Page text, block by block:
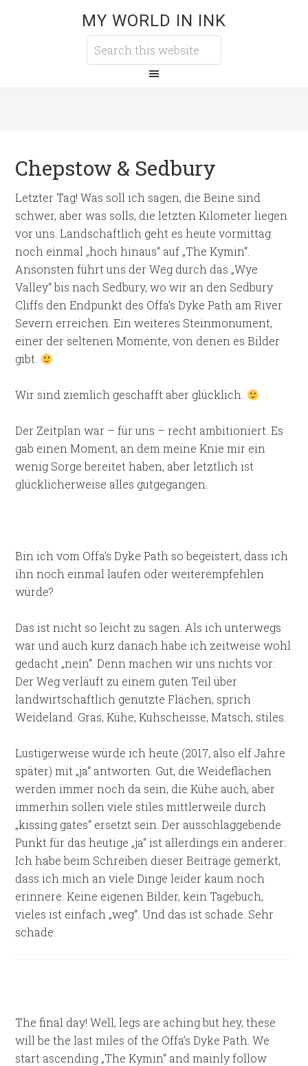
MY WORLD IN INK
Chepstow & Sedbury
Letzter Tag! Was soll ich sagen, die Beine sind
schwer, aber was solls, die letzten Kilometer liegen
vor uns. Landschaftlich geht es heute vormittag
noch einmal „hoch hinaus“ auf „The Kymin“.
Ansonsten führt uns der Weg durch das „Wye
Valley“ bis nach Sedbury, wo wir an den Sedbury
Cliffs den Endpunkt des Offa’s Dyke Path am River
Severn erreichen. Ein weiteres Steinmonument,
einer der seltenen Momente, von denen es Bilder
gibt.
Wir sind ziemlich geschafft aber glücklich.
Der Zeitplan war – für uns – recht ambitioniert. Es
gab einen Moment, an dem meine Knie mir ein
wenig Sorge bereitet haben, aber letztlich ist
glücklicherweise alles gutgegangen.
Bin ich vom Offa’s Dyke Path so begeistert, dass ich
ihn noch einmal laufen oder weiterempfehlen
würde?
Das ist nicht so leicht zu sagen. Als ich unterwegs
war und auch kurz danach habe ich zeitweise wohl
gedacht „nein“. Denn machen wir uns nichts vor:
Der Weg verläuft zu einem guten Teil über
landwirtschaftlich genutzte Flächen, sprich
Weideland. Gras, Kühe, Kuhscheisse, Matsch, stiles.
Lustigerweise würde ich heute (2017, also elf Jahre
später) mit „ja“ antworten. Gut, die Weideflächen
werden immer noch da sein, die Kühe auch, aber
immerhin sollen viele stiles mittlerweile durch
„kissing gates“ ersetzt sein. Der ausschlaggebende
Punkt für das heutige „ja“ ist allerdings ein anderer:
Ich habe beim Schreiben dieser Beiträge gemerkt,
dass ich mich an viele Dinge leider kaum noch
erinnere. Keine eigenen Bilder, kein Tagebuch,
vieles ist einfach „weg“. Und das ist schade. Sehr
schade.
The final day! Well, legs are aching but hey, these
will be the last miles of the Offa’s Dyke Path. We
start ascending „The Kymin“ and mainly follow